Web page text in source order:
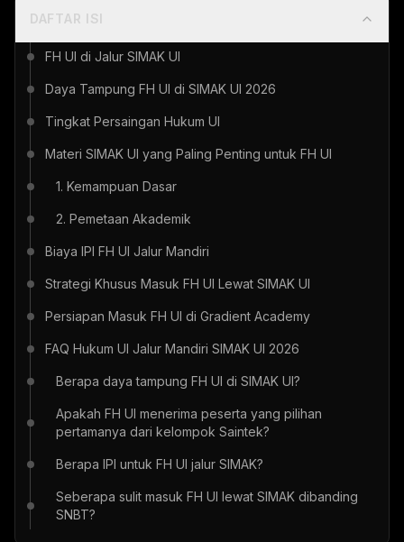
DAFTAR ISI
FH UI di Jalur SIMAK UI
Daya Tampung FH UI di SIMAK UI 2026
Tingkat Persaingan Hukum UI
Materi SIMAK UI yang Paling Penting untuk FH UI
1. Kemampuan Dasar
2. Pemetaan Akademik
Biaya IPI FH UI Jalur Mandiri
Strategi Khusus Masuk FH UI Lewat SIMAK UI
Persiapan Masuk FH UI di Gradient Academy
FAQ Hukum UI Jalur Mandiri SIMAK UI 2026
Berapa daya tampung FH UI di SIMAK UI?
Apakah FH UI menerima peserta yang pilihan
pertamanya dari kelompok Saintek?
Berapa IPI untuk FH UI jalur SIMAK?
Seberapa sulit masuk FH UI lewat SIMAK dibanding
SNBT?